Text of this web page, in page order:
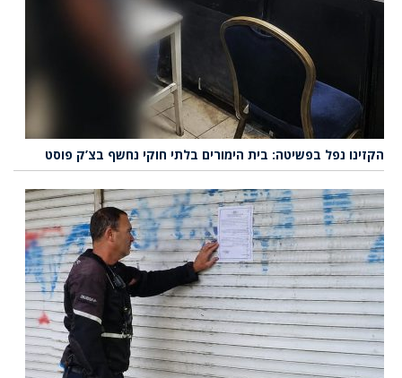
הקזינו נפל בפשיטה: בית הימורים בלתי חוקי נחשף בצ’ק פוסט